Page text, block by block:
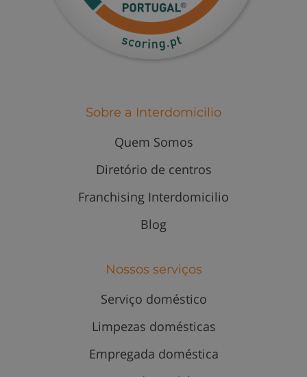
Sobre a Interdomicilio
Quem Somos
Diretório de centros
Franchising Interdomicilio
Blog
Nossos serviços
Serviço doméstico
Limpezas domésticas
Empregada doméstica